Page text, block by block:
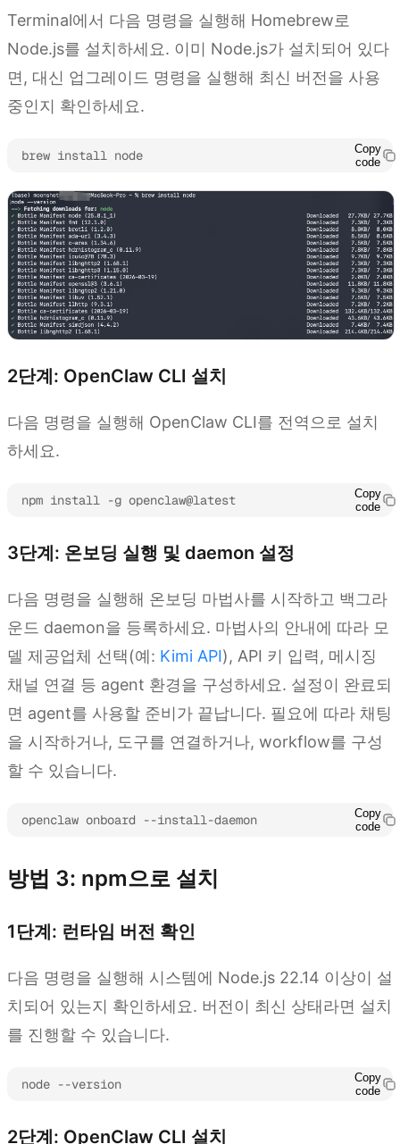
Terminal에서 다음 명령을 실행해 Homebrew로
Node.js를 설치하세요. 이미 Node.js가 설치되어 있다
면, 대신 업그레이드 명령을 실행해 최신 버전을 사용
중인지 확인하세요.
brew install node
Copy
code
2단계: OpenClaw CLI 설치
다음 명령을 실행해 OpenClaw CLI를 전역으로 설치
하세요.
npm install -g openclaw@latest
Copy
code
3단계: 온보딩 실행 및 daemon 설정
다음 명령을 실행해 온보딩 마법사를 시작하고 백그라
운드 daemon을 등록하세요. 마법사의 안내에 따라 모
델 제공업체 선택(예: Kimi API), API 키 입력, 메시징
채널 연결 등 agent 환경을 구성하세요. 설정이 완료되
면 agent를 사용할 준비가 끝납니다. 필요에 따라 채팅
을 시작하거나, 도구를 연결하거나, workflow를 구성
할 수 있습니다.
openclaw onboard --install-daemon
Copy
code
방법 3: npm으로 설치
1단계: 런타임 버전 확인
다음 명령을 실행해 시스템에 Node.js 22.14 이상이 설
치되어 있는지 확인하세요. 버전이 최신 상태라면 설치
를 진행할 수 있습니다.
node --version
Copy
code
2단계: OpenClaw CLI 설치